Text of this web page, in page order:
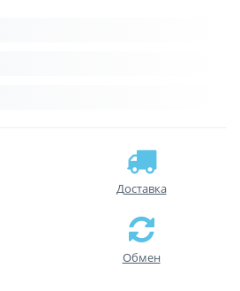
Доставка
Обмен